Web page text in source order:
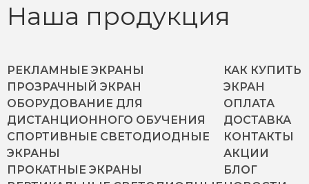
Наша продукция
РЕКЛАМНЫЕ ЭКРАНЫ
ПРОЗРАЧНЫЙ ЭКРАН
ОБОРУДОВАНИЕ ДЛЯ
ДИСТАНЦИОННОГО ОБУЧЕНИЯ
СПОРТИВНЫЕ СВЕТОДИОДНЫЕ
ЭКРАНЫ
ПРОКАТНЫЕ ЭКРАНЫ
КАК КУПИТЬ
ЭКРАН
ОПЛАТА
ДОСТАВКА
КОНТАКТЫ
АКЦИИ
БЛОГ